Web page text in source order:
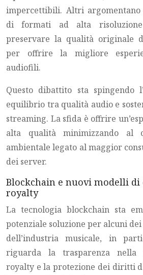
impercettibili. Altri
di formati ad alta
preservare la qualità originale
per offrire la migliore
audiofili.
Questo dibattito sta spingendo
equilibrio tra qualità audio e
streaming. La sfida è offrire
alta qualità minimizzando al
ambientale legato al maggior
dei server.
Blockchain e nuovi modelli
royalty
La tecnologia blockchain sta
potenziale soluzione per alcuni
dell’industria musicale, in
riguarda la trasparenza nella
royalty e la protezione dei diritti